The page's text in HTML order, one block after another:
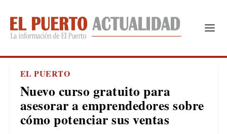
EL PUERTO
Nuevo curso gratuito para
asesorar a emprendedores sobre
cómo potenciar sus ventas